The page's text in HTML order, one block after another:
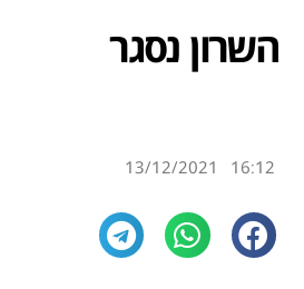
השרון נסגר
16:12
13/12/2021